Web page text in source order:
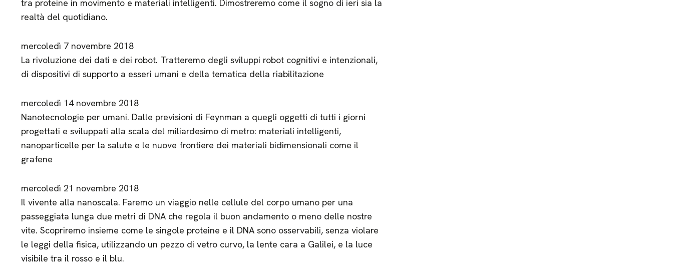
tra proteine in movimento e materiali intelligenti. Dimostreremo come il sogno di ieri sia la
realtà del quotidiano.
mercoledì 7 novembre 2018
La rivoluzione dei dati e dei robot. Tratteremo degli sviluppi robot cognitivi e intenzionali,
di dispositivi di supporto a esseri umani e della tematica della riabilitazione
mercoledì 14 novembre 2018
Nanotecnologie per umani. Dalle previsioni di Feynman a quegli oggetti di tutti i giorni
progettati e sviluppati alla scala del miliardesimo di metro: materiali intelligenti,
nanoparticelle per la salute e le nuove frontiere dei materiali bidimensionali come il
grafene
mercoledì 21 novembre 2018
Il vivente alla nanoscala. Faremo un viaggio nelle cellule del corpo umano per una
passeggiata lunga due metri di DNA che regola il buon andamento o meno delle nostre
vite. Scopriremo insieme come le singole proteine e il DNA sono osservabili, senza violare
le leggi della fisica, utilizzando un pezzo di vetro curvo, la lente cara a Galilei, e la luce
visibile tra il rosso e il blu.